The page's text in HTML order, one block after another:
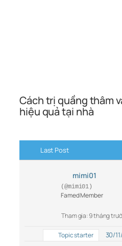
Cách trị quầng thâm
hiệu quả tại nhà
Last Post
mimi01
(@mimi01)
Famed Member
Tham gia: 9 tháng
Topic starter 30/